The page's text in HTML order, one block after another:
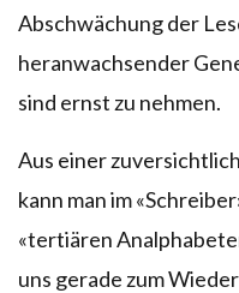
Abschwächung der
heranwachsender
sind ernst zu nehmen.
Aus einer
kann man im
«tertiären
uns gerade zum